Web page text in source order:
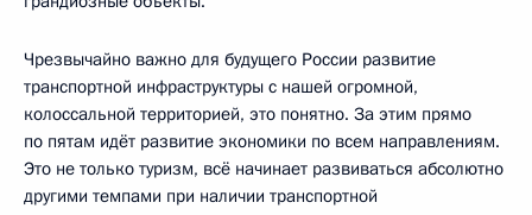
Чрезвычайно важно для будущего России развитие
транспортной инфраструктуры с нашей огромной,
колоссальной территорией, это понятно. За этим прямо
по пятам идёт развитие экономики по всем направлениям.
Это не только туризм, всё начинает развиваться абсолютно
другими темпами при наличии транспортной